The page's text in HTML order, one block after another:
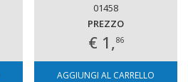
01458
PREZZO
€ 1,86
AGGIUNGI AL CARRELLO